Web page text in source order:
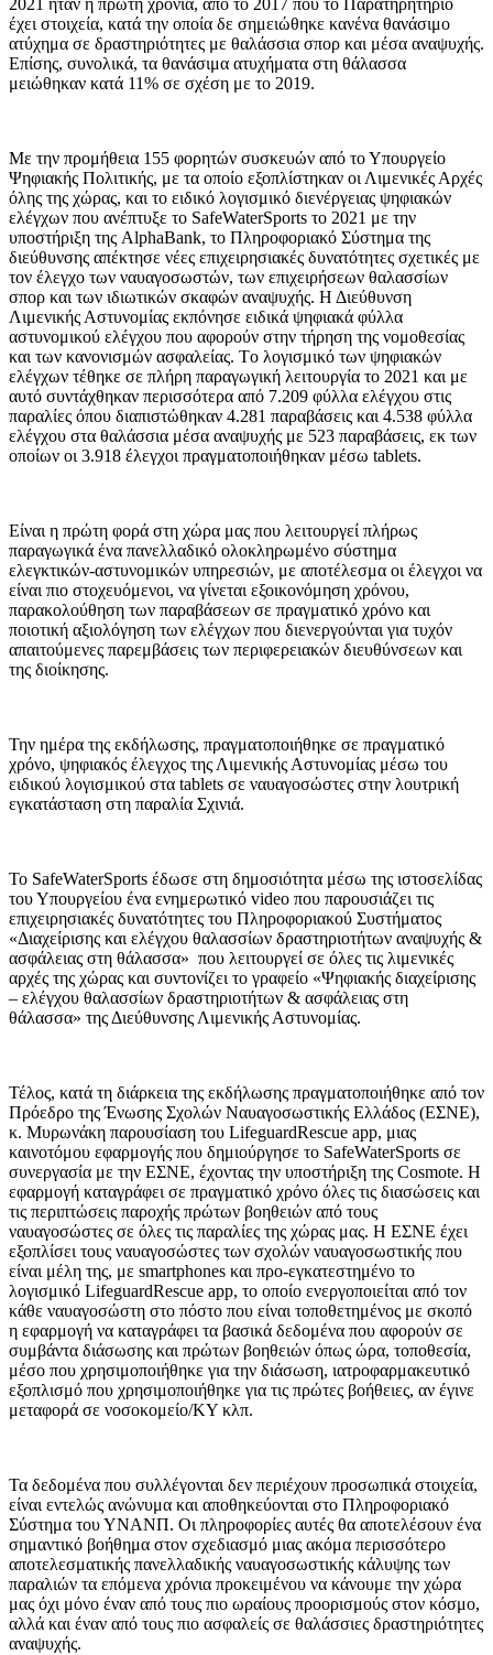
2021 ήταν η πρώτη χρονιά, από το 2017 που το Παρατηρητήριο
έχει στοιχεία, κατά την οποία δε σημειώθηκε κανένα θανάσιμο
ατύχημα σε δραστηριότητες με θαλάσσια σπορ και μέσα αναψυχής.
Επίσης, συνολικά, τα θανάσιμα ατυχήματα στη θάλασσα
μειώθηκαν κατά 11% σε σχέση με το 2019.
Με την προμήθεια 155 φορητών συσκευών από το Υπουργείο
Ψηφιακής Πολιτικής, με τα οποίο εξοπλίστηκαν οι Λιμενικές Αρχές
όλης της χώρας, και το ειδικό λογισμικό διενέργειας ψηφιακών
ελέγχων που ανέπτυξε το SafeWaterSports το 2021 με την
υποστήριξη της AlphaBank, το Πληροφοριακό Σύστημα της
διεύθυνσης απέκτησε νέες επιχειρησιακές δυνατότητες σχετικές με
τον έλεγχο των ναυαγοσωστών, των επιχειρήσεων θαλασσίων
σπορ και των ιδιωτικών σκαφών αναψυχής. Η Διεύθυνση
Λιμενικής Αστυνομίας εκπόνησε ειδικά ψηφιακά φύλλα
αστυνομικού ελέγχου που αφορούν στην τήρηση της νομοθεσίας
και των κανονισμών ασφαλείας. Tο λογισμικό των ψηφιακών
ελέγχων τέθηκε σε πλήρη παραγωγική λειτουργία το 2021 και με
αυτό συντάχθηκαν περισσότερα από 7.209 φύλλα ελέγχου στις
παραλίες όπου διαπιστώθηκαν 4.281 παραβάσεις και 4.538 φύλλα
ελέγχου στα θαλάσσια μέσα αναψυχής με 523 παραβάσεις, εκ των
οποίων οι 3.918 έλεγχοι πραγματοποιήθηκαν μέσω tablets.
Είναι η πρώτη φορά στη χώρα μας που λειτουργεί πλήρως
παραγωγικά ένα πανελλαδικό ολοκληρωμένο σύστημα
ελεγκτικών-αστυνομικών υπηρεσιών, με αποτέλεσμα οι έλεγχοι να
είναι πιο στοχευόμενοι, να γίνεται εξοικονόμηση χρόνου,
παρακολούθηση των παραβάσεων σε πραγματικό χρόνο και
ποιοτική αξιολόγηση των ελέγχων που διενεργούνται για τυχόν
απαιτούμενες παρεμβάσεις των περιφερειακών διευθύνσεων και
της διοίκησης.
Την ημέρα της εκδήλωσης, πραγματοποιήθηκε σε πραγματικό
χρόνο, ψηφιακός έλεγχος της Λιμενικής Αστυνομίας μέσω του
ειδικού λογισμικού στα tablets σε ναυαγοσώστες στην λουτρική
εγκατάσταση στη παραλία Σχινιά.
To SafeWaterSports έδωσε στη δημοσιότητα μέσω της ιστοσελίδας
του Υπουργείου ένα ενημερωτικό video που παρουσιάζει τις
επιχειρησιακές δυνατότητες του Πληροφοριακού Συστήματος
«Διαχείρισης και ελέγχου θαλασσίων δραστηριοτήτων αναψυχής &
ασφάλειας στη θάλασσα» που λειτουργεί σε όλες τις λιμενικές
αρχές της χώρας και συντονίζει το γραφείο «Ψηφιακής διαχείρισης
– ελέγχου θαλασσίων δραστηριοτήτων & ασφάλειας στη
θάλασσα» της Διεύθυνσης Λιμενικής Αστυνομίας.
Τέλος, κατά τη διάρκεια της εκδήλωσης πραγματοποιήθηκε από τον
Πρόεδρο της Ένωσης Σχολών Ναυαγοσωστικής Ελλάδος (ΕΣΝΕ),
κ. Μυρωνάκη παρουσίαση του LifeguardRescue app, μιας
καινοτόμου εφαρμογής που δημιούργησε το SafeWaterSports σε
συνεργασία με την ΕΣΝΕ, έχοντας την υποστήριξη της Cosmote. Η
εφαρμογή καταγράφει σε πραγματικό χρόνο όλες τις διασώσεις και
τις περιπτώσεις παροχής πρώτων βοηθειών από τους
ναυαγοσώστες σε όλες τις παραλίες της χώρας μας. Η ΕΣΝΕ έχει
εξοπλίσει τους ναυαγοσώστες των σχολών ναυαγοσωστικής που
είναι μέλη της, με smartphones και προ-εγκατεστημένο το
λογισμικό LifeguardRescue app, το οποίο ενεργοποιείται από τον
κάθε ναυαγοσώστη στο πόστο που είναι τοποθετημένος με σκοπό
η εφαρμογή να καταγράφει τα βασικά δεδομένα που αφορούν σε
συμβάντα διάσωσης και πρώτων βοηθειών όπως ώρα, τοποθεσία,
μέσο που χρησιμοποιήθηκε για την διάσωση, ιατροφαρμακευτικό
εξοπλισμό που χρησιμοποιήθηκε για τις πρώτες βοήθειες, αν έγινε
μεταφορά σε νοσοκομείο/ΚΥ κλπ.
Τα δεδομένα που συλλέγονται δεν περιέχουν προσωπικά στοιχεία,
είναι εντελώς ανώνυμα και αποθηκεύονται στο Πληροφοριακό
Σύστημα του ΥΝΑΝΠ. Οι πληροφορίες αυτές θα αποτελέσουν ένα
σημαντικό βοήθημα στον σχεδιασμό μιας ακόμα περισσότερο
αποτελεσματικής πανελλαδικής ναυαγοσωστικής κάλυψης των
παραλιών τα επόμενα χρόνια προκειμένου να κάνουμε την χώρα
μας όχι μόνο έναν από τους πιο ωραίους προορισμούς στον κόσμο,
αλλά και έναν από τους πιο ασφαλείς σε θαλάσσιες δραστηριότητες
αναψυχής.